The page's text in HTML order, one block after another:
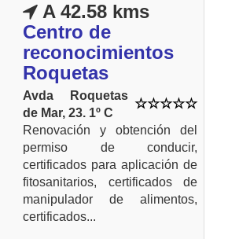
A 42.58 kms
Centro de
reconocimientos
Roquetas
Avda Roquetas
de Mar, 23. 1º C
Renovación y obtención del
permiso de conducir,
certificados para aplicación de
fitosanitarios, certificados de
manipulador de alimentos,
certificados...